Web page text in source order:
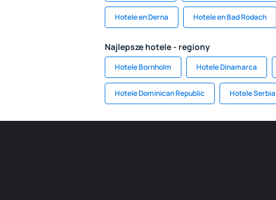
Hotele en Derna Hotele en Bad Rodach
Najlepsze hotele - regiony
Hotele Bornholm Hotele Dinamarca
Hotele Dominican Republic Hotele Serbia